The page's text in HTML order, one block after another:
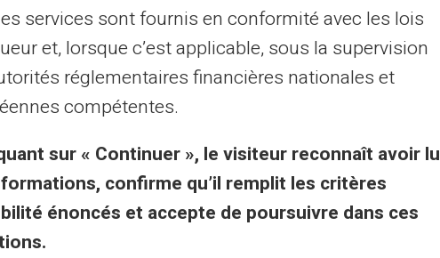
seulement être réalisée par la banque qui
directement l'établissement
essentielles
banque a bientransmis l'information à la
avec accusé de réception formalise
services sont fournis en conformité avec les lois
et, lorsque c’est applicable, sous la supervision
réglementaires financières nationales et
compétentes.
sur « Continuer », le visiteur reconnaît avoir lu
confirme qu’il remplit les critères
énoncés et accepte de poursuivre dans ces